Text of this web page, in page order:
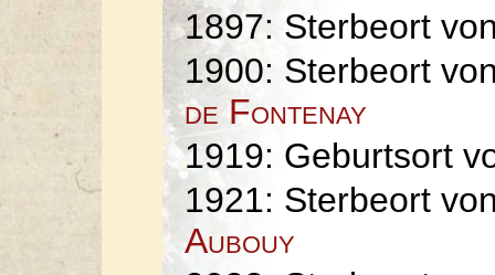
1897: Sterbeort
1900: Sterbeort
de Fontenay
1919: Geburtsort
1921: Sterbeort
Aubouy